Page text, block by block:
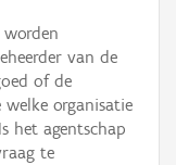
van de
of de
welke organisatie
het agentschap
te